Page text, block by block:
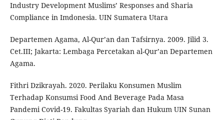
Industry Development Muslims’ Responses and Sharia
Compliance in Imdonesia. UIN Sumatera Utara
Departemen Agama, Al-Qur’an dan Tafsirnya. 2009. Jilid 3.
Cet.III; Jakarta: Lembaga Percetakan al-Qur’an Departemen
Agama.
Fithri Dzikrayah. 2020. Perilaku Konsumen Muslim
Terhadap Konsumsi Food And Beverage Pada Masa
Pandemi Covid-19. Fakultas Syariah dan Hukum UIN Sunan